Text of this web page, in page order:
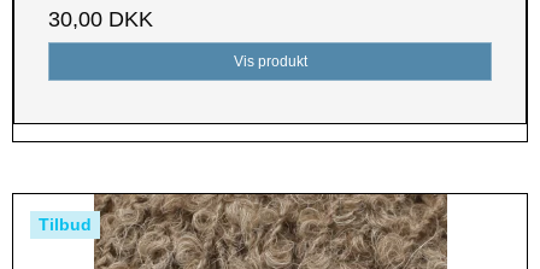
30,00 DKK
Vis produkt
Tilbud